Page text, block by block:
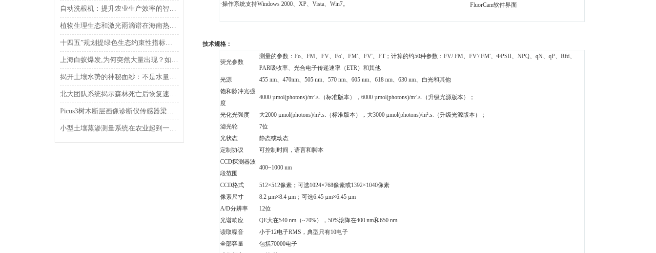
自动洗根机：提升农业生产效率的智能设备
植物生理生态和激光雨滴谱在海南热带雨林监测中的应用
十四五”规划提绿色生态约束性指标和14项重大工程
上海白蚁爆发,为何突然大量出现？如何消杀？
揭开土壤水势的神秘面纱：不是水量，而是能量
北大团队系统揭示森林死亡后恢复速率减缓及其原因
Picus3树木断层画像诊断仪传感器梁式检测方法
小型土壤蒸渗测量系统在农业起到一个重要角色
·操作系统支持Windows 2000、XP、Vista、Win7。
FluorCam软件界面
技术规格：
荧光参数
测量的参数：Fo、FM、FV、Fo'、FM'、FV'、FT；计算的约50种参数：FV/ FM、FV'/ FM'、ΦPSII、NPQ、qN、qP、Rfd、
PAR吸收率、光合电子传递速率（ETR）和其他
光源
455 nm、470nm、505 nm、570 nm、605 nm、618 nm、630 nm、白光和其他
饱和脉冲光强
度
4000 µmol(photons)/m².s.（标准版本），6000 µmol(photons)/m².s.（升级光源版本）；
光化光强度
大2000 µmol(photons)/m².s.（标准版本），大3000 µmol(photons)/m².s.（升级光源版本）；
滤光轮
7位
光状态
静态或动态
定制协议
可控制时间，语言和脚本
CCD探测器波
段范围
400~1000 nm
CCD格式
512×512像素；可选1024×768像素或1392×1040像素
像素尺寸
8.2 µm×8.4 µm；可选6.45 µm×6.45 µm
A/D分辨率
12位
光谱响应
QE大在540 nm（~70%），50%滚降在400 nm和650 nm
读取噪音
小于12电子RMS，典型只有10电子
全部容量
包括70000电子